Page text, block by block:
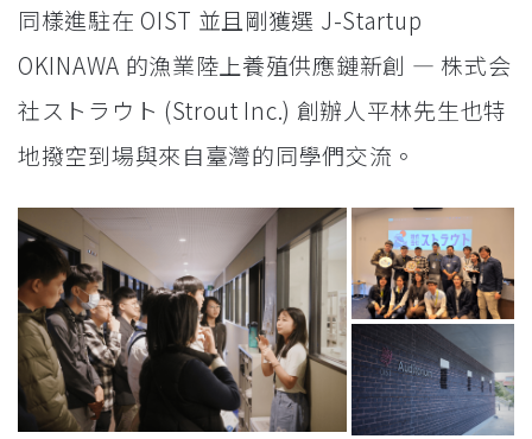
同樣進駐在 OIST 並且剛獲選 J-Startup
OKINAWA 的漁業陸上養殖供應鏈新創 — 株式会
社ストラウト (Strout Inc.) 創辦人平林先生也特
地撥空到場與來自臺灣的同學們交流。